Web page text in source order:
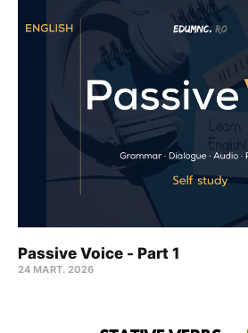
Passive Voice - Part 1
24 MART. 2026